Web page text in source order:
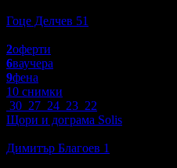
Гоце Делчев 51
2оферти
6ваучера
9фена
10 снимки
30 27 24 23 22
Щори и дограма Solis
Димитър Благоев 1